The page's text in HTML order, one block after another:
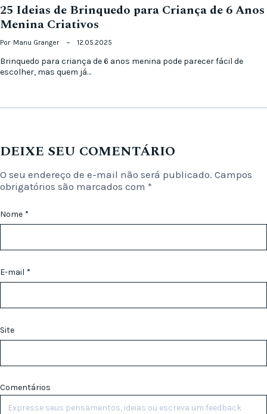
25 Ideias de Brinquedo para Criança de 6 Anos
Menina Criativos
Por Manu Granger 12.05.2025
Brinquedo para criança de 6 anos menina pode parecer fácil de
escolher, mas quem já…
DEIXE SEU COMENTÁRIO
O seu endereço de e-mail não será publicado. Campos
obrigatórios são marcados com *
Nome *
E-mail *
Site
Comentários